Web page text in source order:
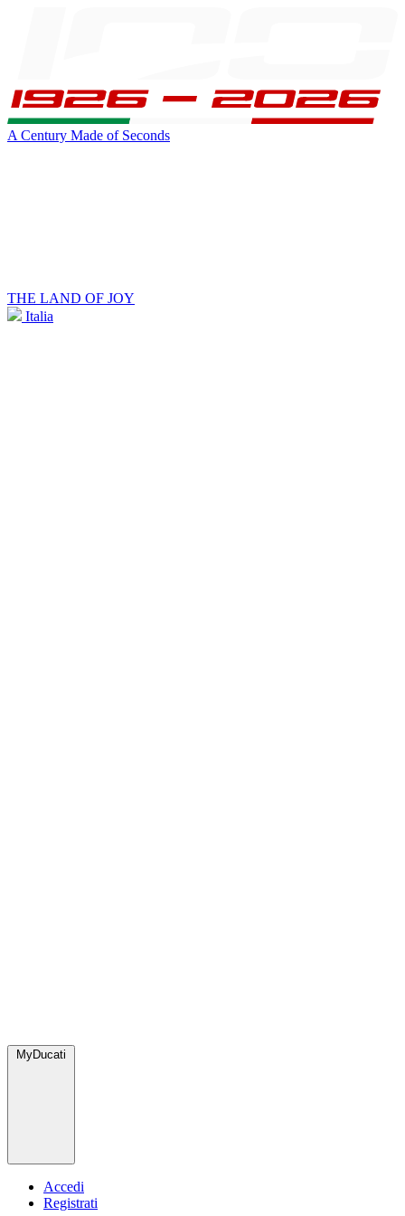
A Century Made of Seconds
THE LAND OF JOY
Italia
MyDucati
Accedi
Registrati